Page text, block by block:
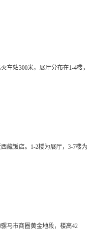
车站300米，展厅分布在1-4楼，
藏饭店。1-2楼为展厅，3-7楼为
马市商圈黄金地段，楼高42